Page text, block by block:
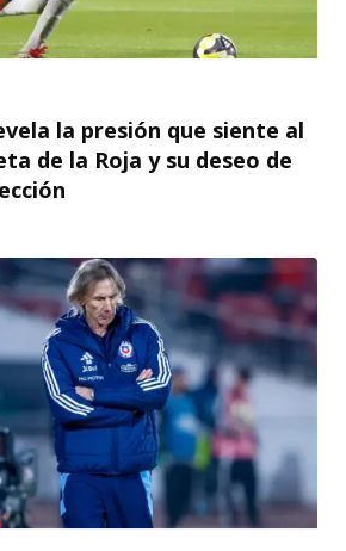
la presión que siente al
de la Roja y su deseo de